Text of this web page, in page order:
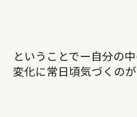
ということでー自分の
変化に常日頃気づくの